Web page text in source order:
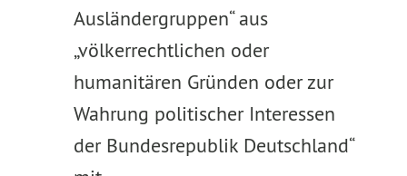
Ausländergruppen“ aus
„völkerrechtlichen oder
humanitären Gründen oder zur
Wahrung politischer Interessen
der Bundesrepublik Deutschland“